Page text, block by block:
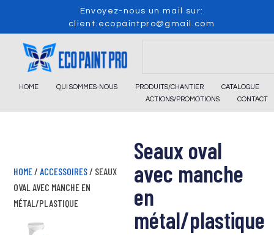
content
Envoyez-nous un mail sur:
client.ecopaintpro@gmail.com
HOME QUI SOMMES-NOUS PRODUITS/CHANTIER
CATALOGUE
ACTIONS/PROMOTIONS
CONTACT
Seaux oval
avec manche
en
métal/plastique
HOME / ACCESSOIRES / SEAUX
OVAL AVEC MANCHE EN
MÉTAL/PLASTIQUE